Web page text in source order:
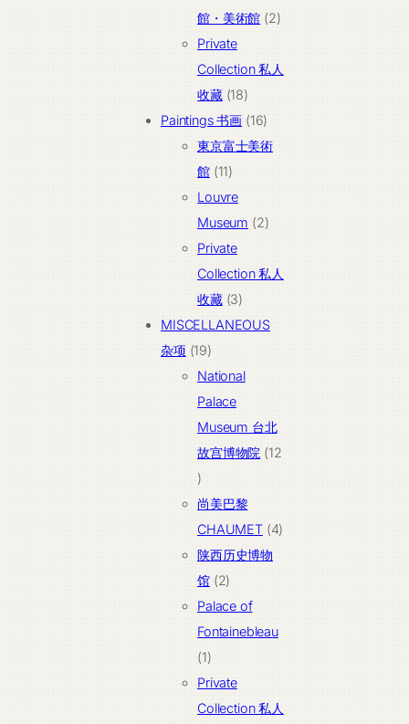
产
品
館・美術館 22
产
Private
Collection 私人
收藏 1818
个
产
Paintings 书画 1616
个
東京富士美術
館 1111
个
产
品
Louvre
Museum
22
产
Private
Collection 私人
收藏 33
个
品
MISCELLANEOUS
杂项 1919
个
产
品
National
Palace
Museum 台北
故宫博物院 12
12
个
产
品
尚美巴黎
CHAUMET 44
陕西历史博物
馆 22
个
产
Palace of
Fontainebleau
11
个
产
Private
Collection 私人